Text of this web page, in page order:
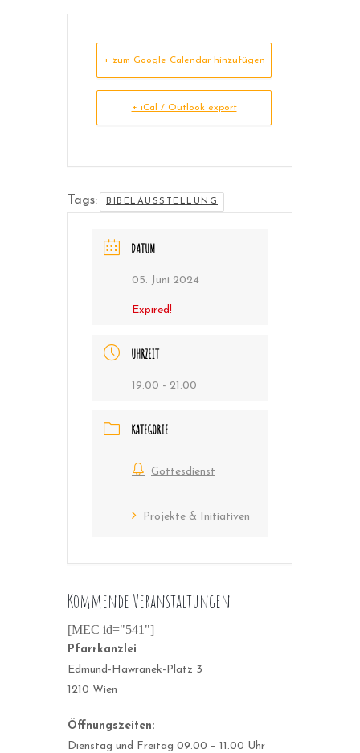
+ zum Google Calendar hinzufügen
+ iCal / Outlook export
Tags: BIBELAUSSTELLUNG
DATUM
05. Juni 2024
Expired!
UHRZEIT
19:00 - 21:00
KATEGORIE
Gottesdienst
Projekte & Initiativen
Kommende Veranstaltungen
[MEC id="541"]
Pfarrkanzlei
Edmund-Hawranek-Platz 3
1210 Wien
Öffnungszeiten:
Dienstag und Freitag 09.00 – 11.00 Uhr